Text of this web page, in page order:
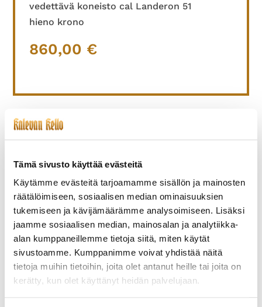
Tämä sivusto käyttää evästeitä
Käytämme evästeitä tarjoamamme sisällön ja mainosten
räätälöimiseen, sosiaalisen median ominaisuuksien
tukemiseen ja kävijämäärämme analysoimiseen. Lisäksi
jaamme sosiaalisen median, mainosalan ja analytiikka-
alan kumppaneillemme tietoja siitä, miten käytät
sivustoamme. Kumppanimme voivat yhdistää näitä
tietoja muihin tietoihin, joita olet antanut heille tai joita on
kerätty, kun olet käyttänyt heidän palvelujaan.
vedettävä koneisto cal Landeron 51
hieno krono
860,00 €
TUTUSTU MYÖS
ETERNA-253-NOS
HIENO PUKUKELLO
CINY-003
245,00